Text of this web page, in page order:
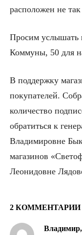
расположен не
Просим услышать
Коммуны, 50 для
В поддержку
покупателей.
количество
обратиться к
Владимировне
магазинов
Леонидовне
2 КОММЕНТАРИИ